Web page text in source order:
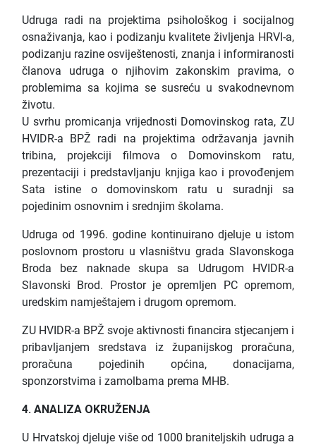
Udruga radi na projektima psihološkog i socijalnog
osnaživanja, kao i podizanju kvalitete življenja HRVI-a,
podizanju razine osviještenosti, znanja i informiranosti
članova udruga o njihovim zakonskim pravima, o
problemima sa kojima se susreću u svakodnevnom
životu.
U svrhu promicanja vrijednosti Domovinskog rata, ZU
HVIDR-a BPŽ radi na projektima održavanja javnih
tribina, projekciji filmova o Domovinskom ratu,
prezentaciji i predstavljanju knjiga kao i provođenjem
Sata istine o domovinskom ratu u suradnji sa
pojedinim osnovnim i srednjim školama.
Udruga od 1996. godine kontinuirano djeluje u istom
poslovnom prostoru u vlasništvu grada Slavonskoga
Broda bez naknade skupa sa Udrugom HVIDR-a
Slavonski Brod. Prostor je opremljen PC opremom,
uredskim namještajem i drugom opremom.
ZU HVIDR-a BPŽ svoje aktivnosti financira stjecanjem i
pribavljanjem sredstava iz županijskog proračuna,
proračuna pojedinih općina, donacijama,
sponzorstvima i zamolbama prema MHB.
4. ANALIZA OKRUŽENJA
U Hrvatskoj djeluje više od 1000 braniteljskih udruga a